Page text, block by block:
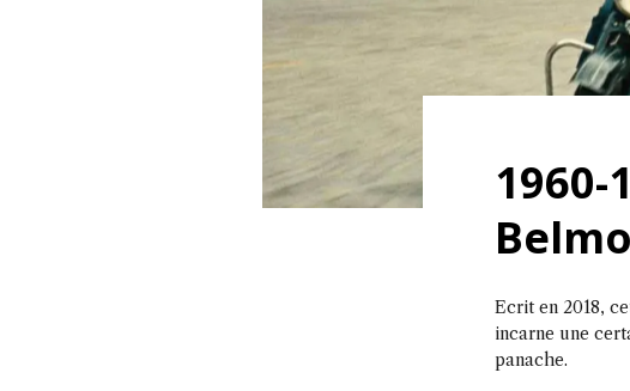
1960-
Ecrit en 2018,
incarne une
panache.